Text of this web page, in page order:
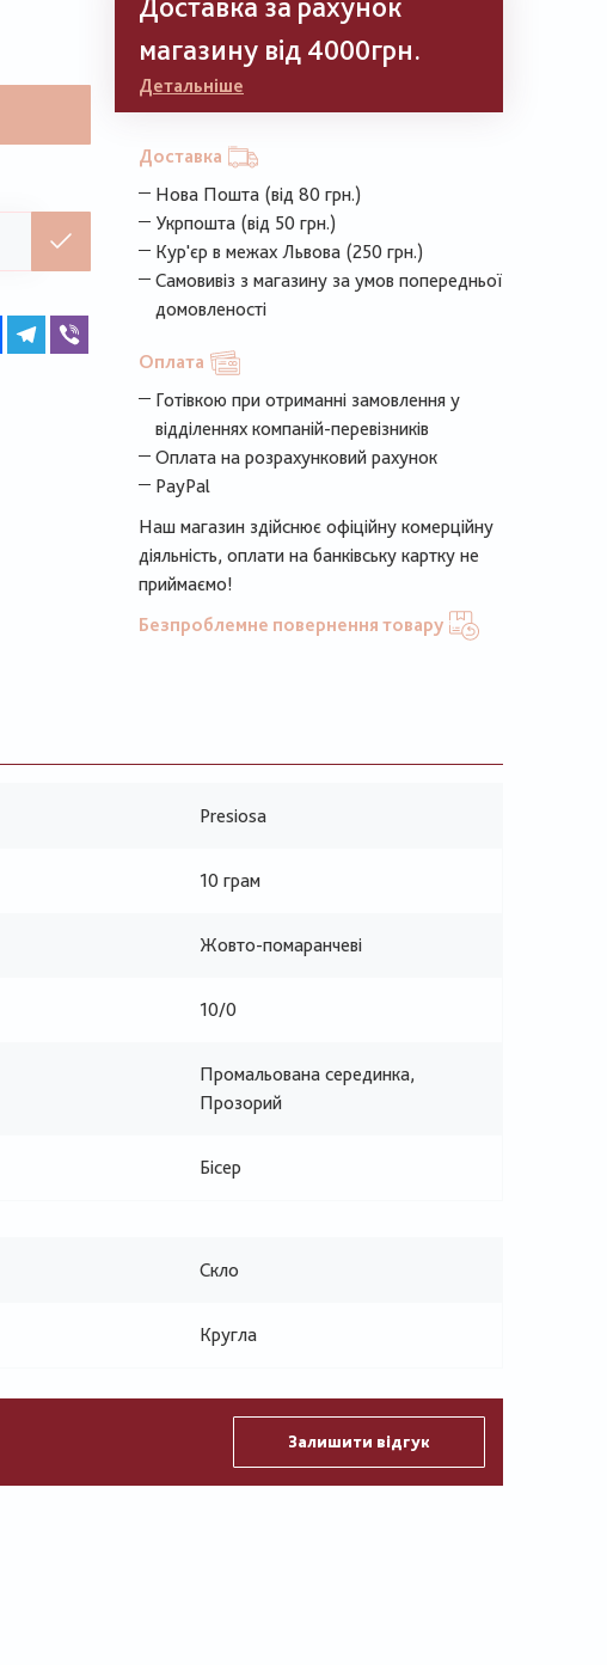
FacebookTelegram
магазину від 4000грн.
Детальніше
Доставка
Нова Пошта (від 80 грн.)
Укрпошта (від 50 грн.)
Кур'єр в межах Львова (250 грн.)
Самовивіз з магазину за умов попередньої
домовленості
Оплата
Готівкою при отриманні замовлення у
відділеннях компаній-перевізників
Оплата на розрахунковий рахунок
PayPal
Наш магазин здійснює офіційну комерційну
діяльність, оплати на банківську картку не
приймаємо!
Безпроблемне повернення товару
Presiosa
10 грам
Жовто-помаранчеві
10/0
Промальована серединка,
Прозорий
Бісер
Скло
Кругла
Залишити відгук